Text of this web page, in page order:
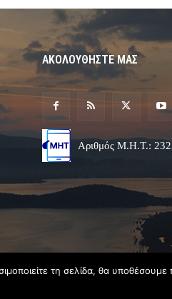
ΑΚΟΛΟΥΘΗΣΤΕ ΜΑΣ
Αριθμός Μ.Η.Τ.:
τη σελίδα, θα υποθέσουμε